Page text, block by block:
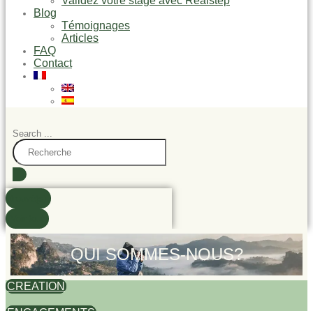
Blog
Témoignages
Articles
FAQ
Contact
Search ...
QUI SOMMES-NOUS?
CREATION